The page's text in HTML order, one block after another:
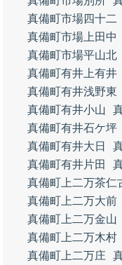
真備町市場四十二
真備町市場上田中
真備町市場平山北
真備町有井上有井
真備町有井浅野東
真備町有井小山
真備町有井石ケ坪
真備町有井大日
真備町有井片田
真備町上二万茶仁
真備町上二万大前
真備町上二万金山
真備町上二万木村
真備町上二万庄